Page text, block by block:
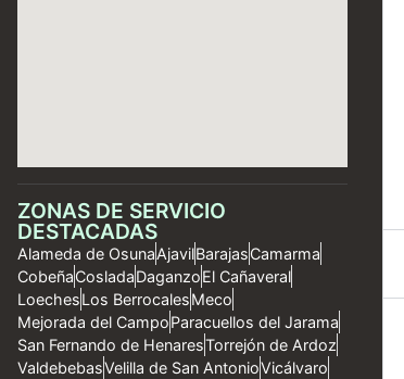
ZONAS DE SERVICIO
DESTACADAS
Alameda de OsunaAjavilBarajasCamarma
CobeñaCosladaDaganzoEl Cañaveral
LoechesLos BerrocalesMeco
Mejorada del CampoParacuellos del Jarama
San Fernando de HenaresTorrejón de Ardoz
ValdebebasVelilla de San AntonioVicálvaro